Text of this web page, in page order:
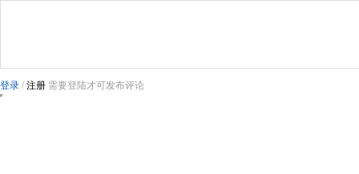
登录 / 注册 需要登陆才可发布评论